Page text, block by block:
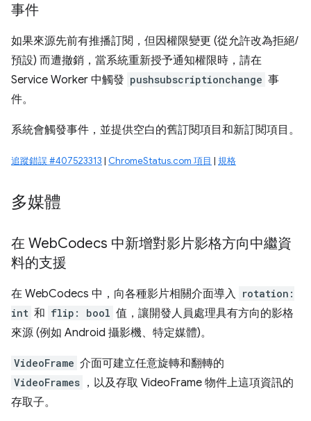
事件
如果來源先前有推播訂閱，但因權限變更 (從允許改為拒絕/
預設) 而遭撤銷，當系統重新授予通知權限時，請在
Service Worker 中觸發 pushsubscriptionchange 事
件。
系統會觸發事件，並提供空白的舊訂閱項目和新訂閱項目。
追蹤錯誤 #407523313 | ChromeStatus.com 項目 | 規格
多媒體
在 WebCodecs 中新增對影片影格方向中繼資
料的支援
在 WebCodecs 中，向各種影片相關介面導入 rotation:
int 和 flip: bool 值，讓開發人員處理具有方向的影格
來源 (例如 Android 攝影機、特定媒體)。
VideoFrame 介面可建立任意旋轉和翻轉的
VideoFrames ，以及存取 VideoFrame 物件上這項資訊的
存取子。